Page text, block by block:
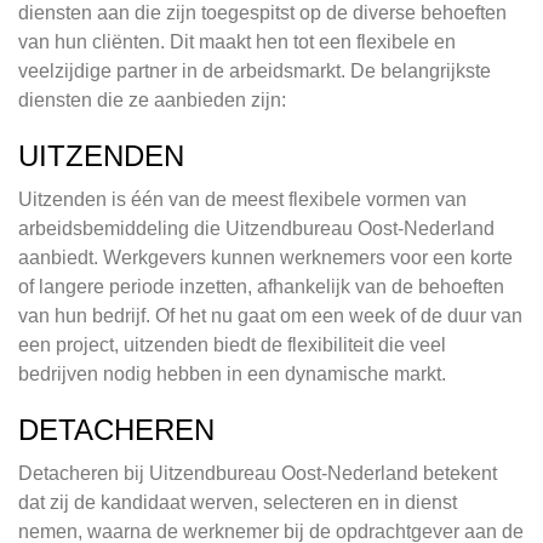
diensten aan die zijn toegespitst op de diverse behoeften
van hun cliënten. Dit maakt hen tot een flexibele en
veelzijdige partner in de arbeidsmarkt. De belangrijkste
diensten die ze aanbieden zijn:
UITZENDEN
Uitzenden is één van de meest flexibele vormen van
arbeidsbemiddeling die Uitzendbureau Oost-Nederland
aanbiedt. Werkgevers kunnen werknemers voor een korte
of langere periode inzetten, afhankelijk van de behoeften
van hun bedrijf. Of het nu gaat om een week of de duur van
een project, uitzenden biedt de flexibiliteit die veel
bedrijven nodig hebben in een dynamische markt.
DETACHEREN
Detacheren bij Uitzendbureau Oost-Nederland betekent
dat zij de kandidaat werven, selecteren en in dienst
nemen, waarna de werknemer bij de opdrachtgever aan de